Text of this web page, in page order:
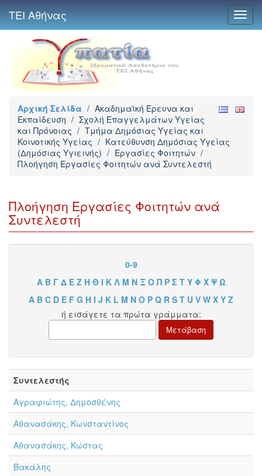
ΤΕΙ Αθήνας
Αρχική Σελίδα / Ακαδημαϊκή Έρευνα και
Εκπαίδευση / Σχολή Επαγγελμάτων Υγείας
και Πρόνοιας / Τμήμα Δημόσιας Υγείας και
Κοινοτικής Υγείας / Κατεύθυνση Δημόσιας Υγείας
(Δημόσιας Υγιεινής) / Εργασίες Φοιτητών /
Πλοήγηση Εργασίες Φοιτητών ανά Συντελεστή
Πλοήγηση Εργασίες Φοιτητών ανά
Συντελεστή
0-9
Α Β Γ Δ Ε Ζ Η Θ Ι Κ Λ Μ Ν Ξ Ο Π Ρ Σ Τ Υ Φ Χ Ψ Ω
A B C D E F G H I J K L M N O P Q R S T U V W X Y Z
ή εισάγετε τα πρώτα γράμματα:
Συντελεστής
Αγραφιώτης, Δημοσθένης
Αθανασάκης, Κωνσταντίνος
Αθανασάκης, Κώστας
Βακάλης